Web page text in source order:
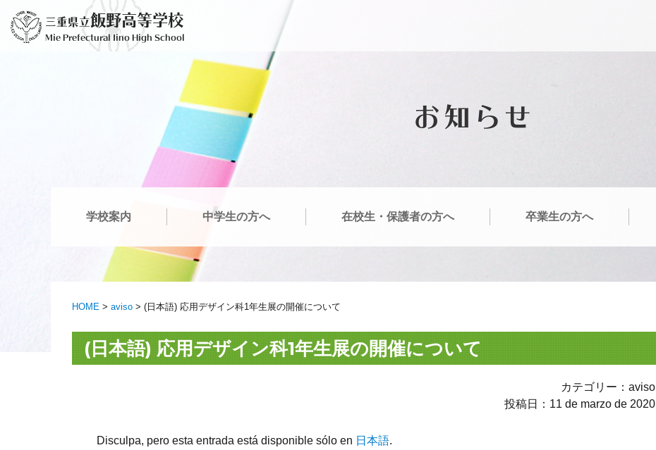
contenido
三重県立飯野高等学校
Mie Prefectural Iino High School
お知らせ
学校案内 中学生の方へ 在校生・保護者の方へ 卒業生の方へ
HOME > aviso > (日本語) 応用デザイン科1年生展の開催について
(日本語) 応用デザイン科1年生展の開催について
カテゴリー：aviso
投稿日：11 de marzo de 2020
Disculpa, pero esta entrada está disponible sólo en 日本語.